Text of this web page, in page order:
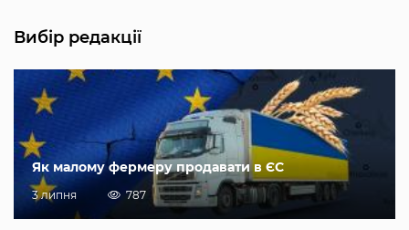
Вибір редакції
Як малому фермеру продавати в ЄС
3 липня 787